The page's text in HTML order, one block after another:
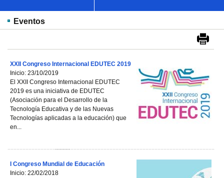
Eventos
XXII Congreso Internacional EDUTEC 2019
Inicio: 23/10/2019
El XXII Congreso Internacional EDUTEC
2019 es una iniciativa de EDUTEC
(Asociación para el Desarrollo de la
Tecnología Educativa y de las Nuevas
Tecnologías aplicadas a la educación) que
en...
I Congreso Mundial de Educación
Inicio: 22/02/2018